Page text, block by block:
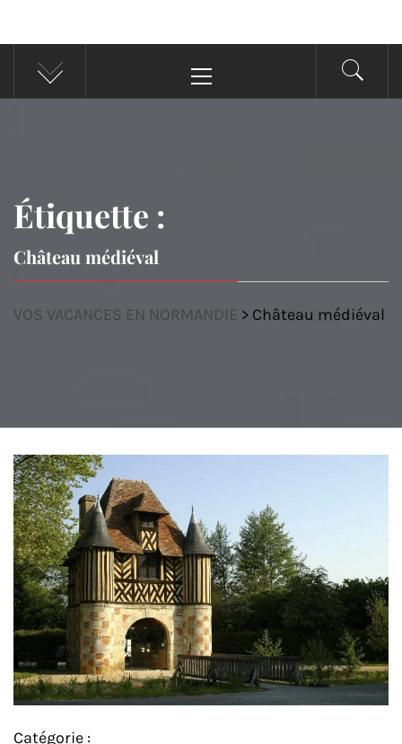
principal
Étiquette :
Château médiéval
VOS VACANCES EN NORMANDIE > Château médiéval
Catégorie :